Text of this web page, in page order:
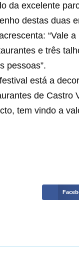
da excelente
destas duas
“Vale
e três
pessoas”.
está a
de Castro
tem vindo a